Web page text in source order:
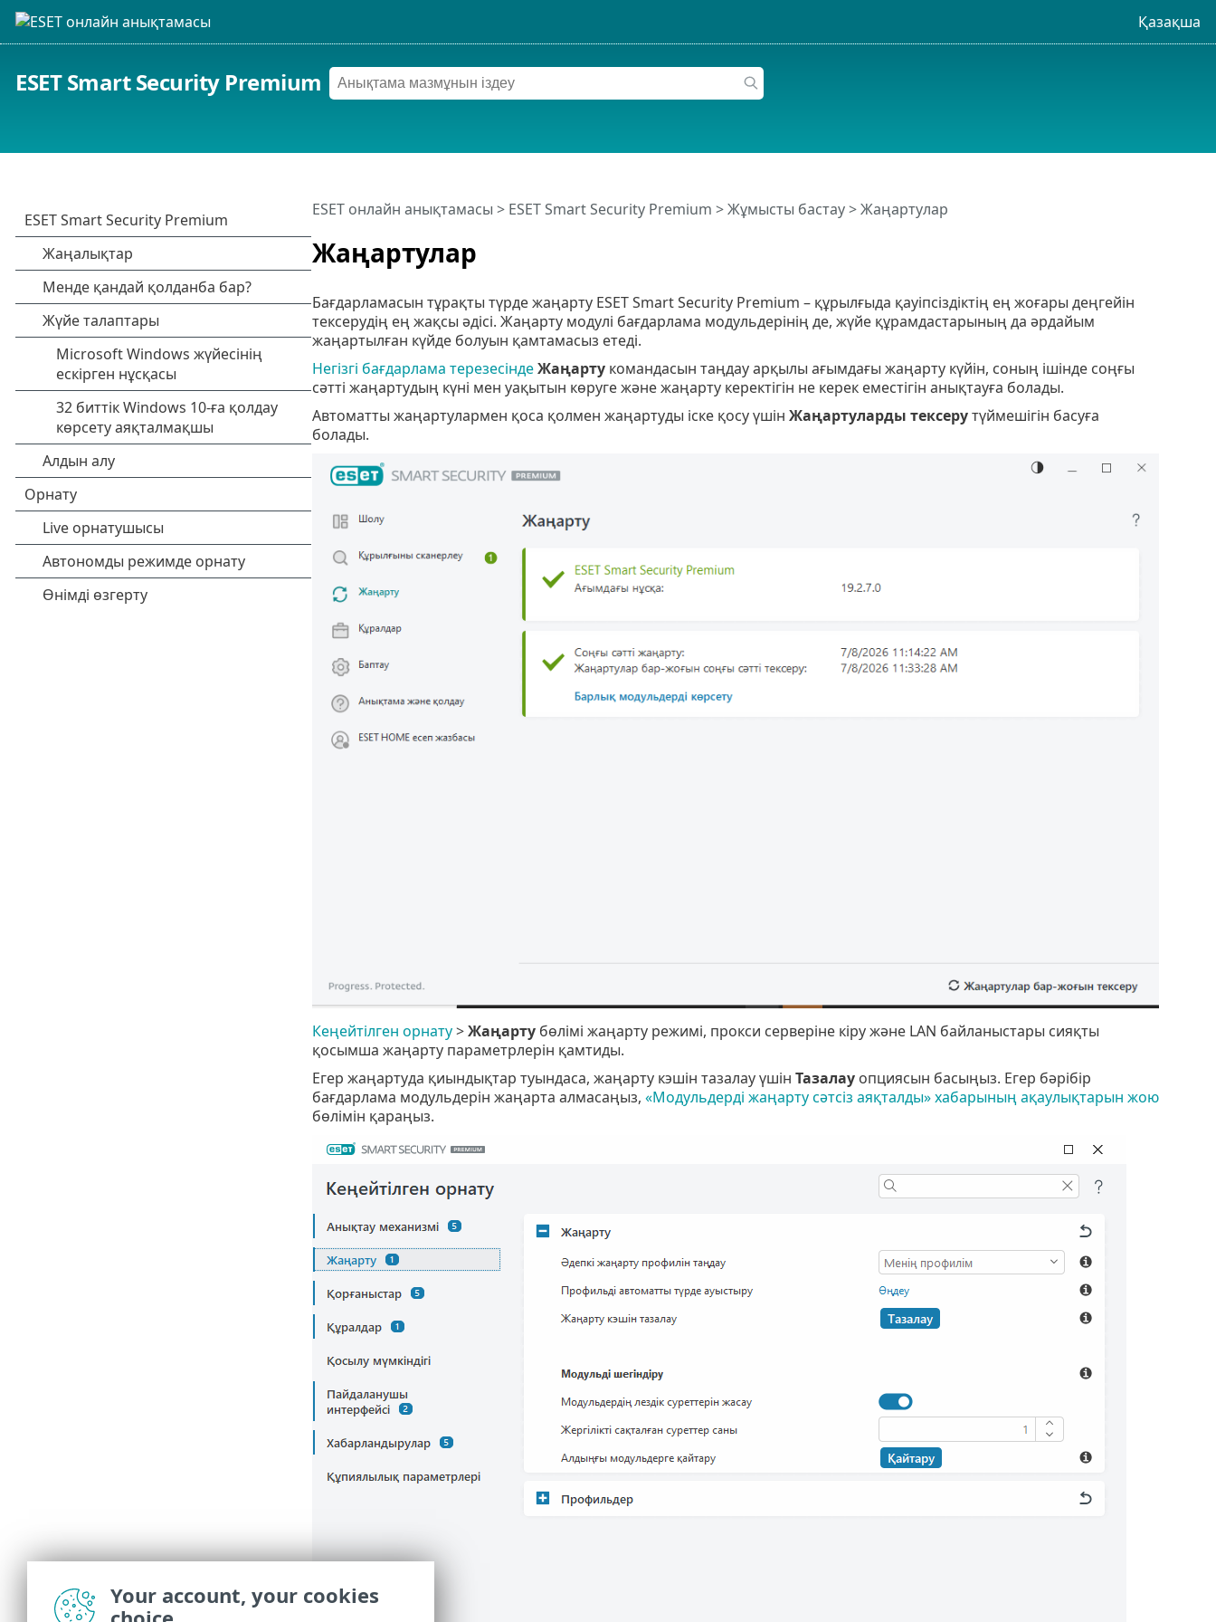
Қазақша
ESET Smart Security Premium
Жаңартулар
ESET онлайн анықтамасы > ESET Smart Security Premium >Жұмысты бастау> Жаңартулар
Бағдарламасын тұрақты түрде жаңарту ESET Smart Security Premium – құрылғыда қауіпсіздіктің ең жоғары деңгейін
тексерудің ең жақсы әдісі. Жаңарту модулі бағдарлама модульдерінің де, жүйе құрамдастарының да әрдайым
жаңартылған күйде болуын қамтамасыз етеді.
Негізгі бағдарлама терезесінде Жаңартукомандасын таңдау арқылы ағымдағы жаңарту күйін, соның ішінде соңғы
сәтті жаңартудың күні мен уақытын көруге және жаңарту керектігін не керек еместігін анықтауға болады.
Автоматты жаңартулармен қоса қолмен жаңартуды іске қосу үшін Жаңартуларды тексерутүймешігін басуға
болады.
Кеңейтілген орнату>Жаңартубөлімі жаңарту режимі, прокси серверіне кіру және LAN байланыстары сияқты
қосымша жаңарту параметрлерін қамтиды.
Егер жаңартуда қиындықтар туындаса, жаңарту кэшін тазалау үшін Тазалауопциясын басыңыз. Егер бәрібір
бағдарлама модульдерін жаңарта алмасаңыз, «Модульдерді жаңарту сәтсіз аяқталды» хабарының ақаулықтарын жою
бөлімін қараңыз.
Your account, your cookies